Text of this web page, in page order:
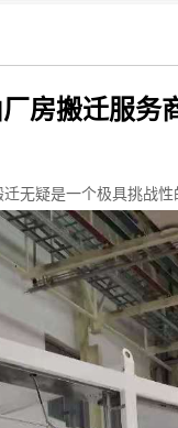
房搬迁服务
无疑是一个极具挑战性